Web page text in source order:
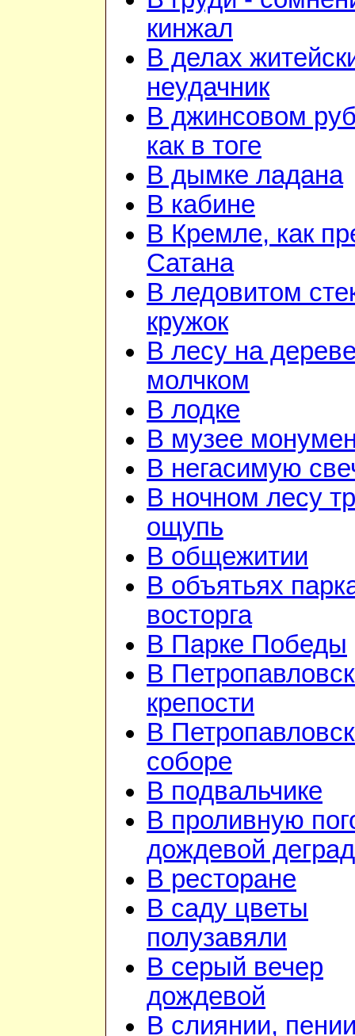
кинжал
В делах
неудачник
В джинсовом
как в тоге
В дымке ладана
В кабине
В Кремле, как
Сатана
В ледовитом
кружок
В лесу на
молчком
В лодке
В музее
В негасимую
В ночном лесу
ощупь
В общежитии
В объятьях
восторга
В Парке Победы
В
крепости
В
соборе
В подвальчике
В проливную
дождевой
В ресторане
В саду цветы
полузавяли
В серый вечер
дождевой
В слиянии,